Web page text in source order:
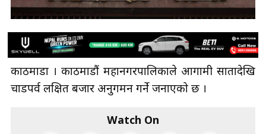
काठमाडौँ । काठमाडौं महानगरपालिकाले आगामी सातादेखि
चाडपर्व लक्षित बजार अनुगमन गर्ने जनाएको छ ।
Watch On